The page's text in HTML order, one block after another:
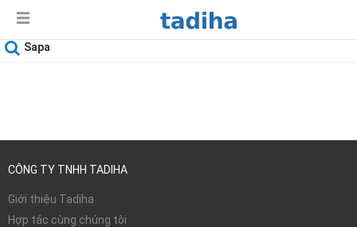
Sapa
CÔNG TY TNHH TADIHA
Giới thiệu Tadiha
Hợp tác cùng chúng tôi